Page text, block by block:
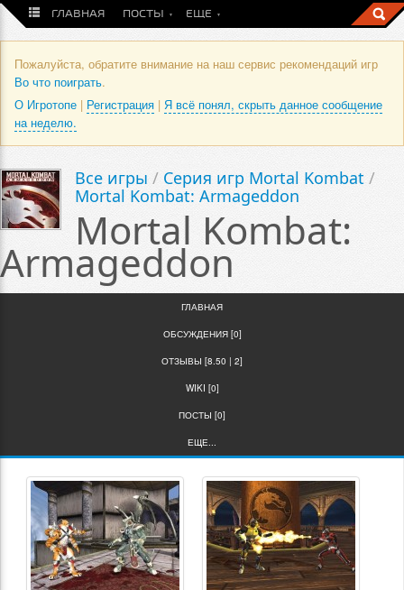
ГЛАВНАЯ ПОСТЫ ЕЩЕ
Пожалуйста, обратите внимание на наш сервис рекомендаций игр
Во что поиграть.
О Игротопе | Регистрация | Я всё понял, скрыть данное сообщение
на неделю.
Все игры / Серия игр Mortal Kombat /
Mortal Kombat: Armageddon
Mortal Kombat:
Armageddon
ГЛАВНАЯ
ОБСУЖДЕНИЯ [0]
ОТЗЫВЫ [8.50 | 2]
WIKI [0]
ПОСТЫ [0]
ЕЩЕ...